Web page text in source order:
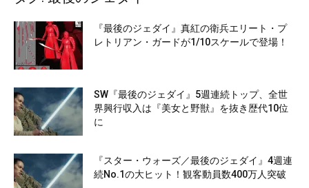
『最後のジェダイ』真紅の衛兵エリート・プ
レトリアン・ガードが1/10スケールで登場！
SW『最後のジェダイ』5週連続トップ、全世
界興行収入は『美女と野獣』を抜き歴代10位
に
『スター・ウォーズ／最後のジェダイ』4週連
続No.1の大ヒット！観客動員数400万人突破